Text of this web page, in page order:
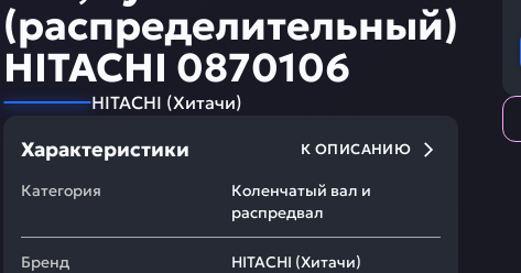
(распределительный)
HITACHI 0870106
HITACHI (Хитачи)
Характеристики К ОПИСАНИЮ
Категория
Коленчатый вал и
распредвал
Бренд HITACHI (Хитачи)